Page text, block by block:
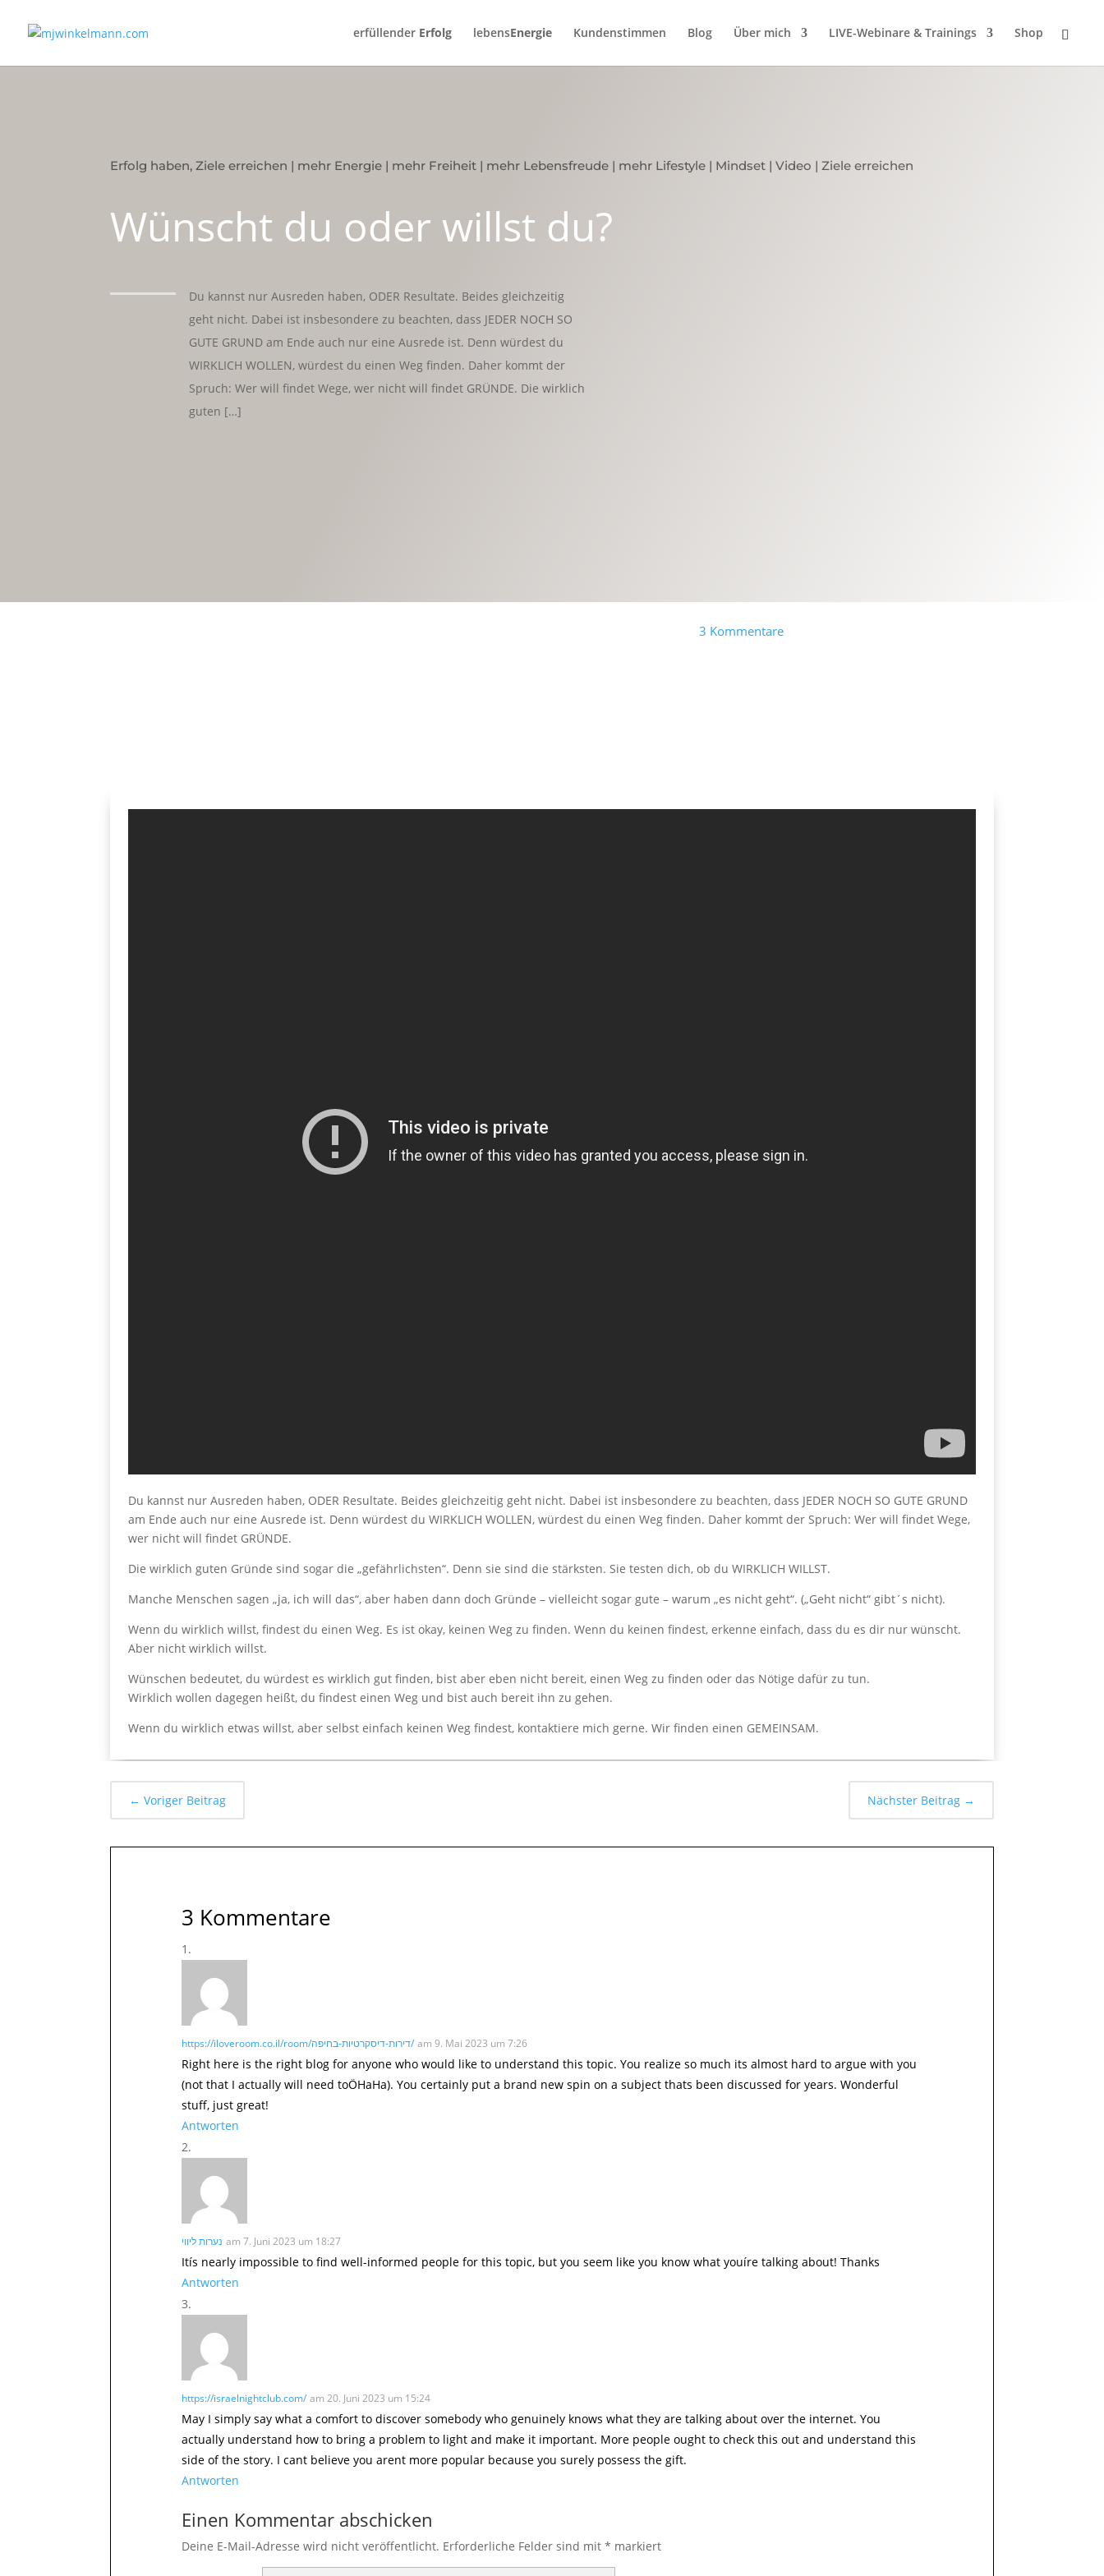
erfüllender Erfolg lebensEnergie Kundenstimmen Blog Über mich LIVE-Webinare & Trainings Shop
Erfolg haben, Ziele erreichen | mehr Energie | mehr Freiheit | mehr Lebensfreude | mehr Lifestyle | Mindset |Video |Ziele erreichen
Wünscht du oder willst du?
Du kannst nur Ausreden haben, ODER Resultate. Beides gleichzeitig
geht nicht. Dabei ist insbesondere zu beachten, dass JEDER NOCH SO
GUTE GRUND am Ende auch nur eine Ausrede ist. Denn würdest du
WIRKLICH WOLLEN, würdest du einen Weg finden. Daher kommt der
Spruch: Wer will findet Wege, wer nicht will findet GRÜNDE. Die wirklich
guten […]
3 Kommentare
Du kannst nur Ausreden haben, ODER Resultate. Beides gleichzeitig geht nicht. Dabei ist insbesondere zu beachten, dass JEDER NOCH SO GUTE GRUND
am Ende auch nur eine Ausrede ist. Denn würdest du WIRKLICH WOLLEN, würdest du einen Weg finden. Daher kommt der Spruch: Wer will findet Wege,
wer nicht will findet GRÜNDE.
Die wirklich guten Gründe sind sogar die „gefährlichsten“. Denn sie sind die stärksten. Sie testen dich, ob du WIRKLICH WILLST.
Manche Menschen sagen „ja, ich will das“, aber haben dann doch Gründe – vielleicht sogar gute – warum „es nicht geht“. („Geht nicht“ gibt´s nicht).
Wenn du wirklich willst, findest du einen Weg. Es ist okay, keinen Weg zu finden. Wenn du keinen findest, erkenne einfach, dass du es dir nur wünscht.
Aber nicht wirklich willst.
Wünschen bedeutet, du würdest es wirklich gut finden, bist aber eben nicht bereit, einen Weg zu finden oder das Nötige dafür zu tun.
Wirklich wollen dagegen heißt, du findest einen Weg und bist auch bereit ihn zu gehen.
Wenn du wirklich etwas willst, aber selbst einfach keinen Weg findest, kontaktiere mich gerne. Wir finden einen GEMEINSAM.
←Voriger Beitrag Nächster Beitrag→
3 Kommentare
https://iloveroom.co.il/room/דירות-דיסקרטיות-בחיפה/ am 9. Mai 2023 um 7:26
Right here is the right blog for anyone who would like to understand this topic. You realize so much its almost hard to argue with you
(not that I actually will need toÖHaHa). You certainly put a brand new spin on a subject thats been discussed for years. Wonderful
stuff, just great!
Antworten
נערות ליווי am 7. Juni 2023 um 18:27
Itís nearly impossible to find well-informed people for this topic, but you seem like you know what youíre talking about! Thanks
Antworten
https://israelnightclub.com/ am 20. Juni 2023 um 15:24
May I simply say what a comfort to discover somebody who genuinely knows what they are talking about over the internet. You
actually understand how to bring a problem to light and make it important. More people ought to check this out and understand this
side of the story. I cant believe you arent more popular because you surely possess the gift.
Antworten
Einen Kommentar abschicken
Deine E-Mail-Adresse wird nicht veröffentlicht. Erforderliche Felder sind mit* markiert